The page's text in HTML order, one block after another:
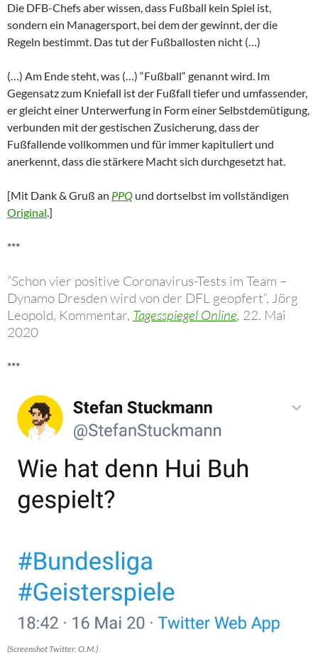
Die DFB-Chefs aber wissen, dass Fußball kein Spiel ist,
sondern ein Managersport, bei dem der gewinnt, der die
Regeln bestimmt. Das tut der Fußballosten nicht (…)
(…) Am Ende steht, was (…) “Fußball“ genannt wird. Im
Gegensatz zum Kniefall ist der Fußfall tiefer und umfassender,
er gleicht einer Unterwerfung in Form einer Selbstdemütigung,
verbunden mit der gestischen Zusicherung, dass der
Fußfallende vollkommen und für immer kapituliert und
anerkennt, dass die stärkere Macht sich durchgesetzt hat.
[Mit Dank & Gruß an PPQ und dortselbst im vollständigen
Original.]
***
”Schon vier positive Coronavirus-Tests im Team –
Dynamo Dresden wird von der DFL geopfert“, Jörg
Leopold, Kommentar, Tagesspiegel Online, 22. Mai
2020
***
(Screenshot Twitter: O.M.)